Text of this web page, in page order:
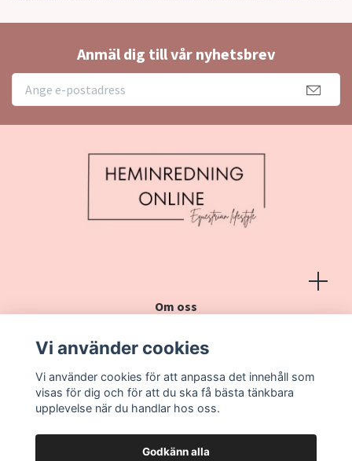
Anmäl dig till vår nyhetsbrev
Om oss
Kontakt
Vanliga frågor
Vi använder cookies
Vi använder cookies för att anpassa det innehåll som
visas för dig och för att du ska få bästa tänkbara
upplevelse när du handlar hos oss.
Godkänn alla